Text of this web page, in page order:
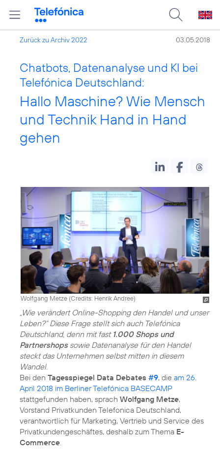
Zurück zu Archiv 2022 03.05.2018
Chatbots, Datenanalyse und KI bei
Telefónica Deutschland:
Hallo Maschine? Wie Mensch
und Technik Hand in Hand
gehen
Wolfgang Metze (Credits: Henrik Andree)
„Wie verändert Online-Shopping den Handel und unser
Leben?“ Diese Frage stellt sich auch Telefónica
Deutschland, denn mit fast 1.000 Shops und
Partnershopssowie Datenanalyse für den Handel
steckt das Unternehmen selbst mitten in diesem
Wandel.
Bei den Tagesspiegel Data Debates #9, die am 26.
April 2018 im Berliner Telefónica BASECAMP
stattgefunden haben, sprach Wolfgang Metze,
Vorstand Privatkunden Telefonica Deutschland,
verantwortlich für Marketing, Vertrieb und Service des
Privatkundengeschäftes, deshalb zum Thema E-
Commerce